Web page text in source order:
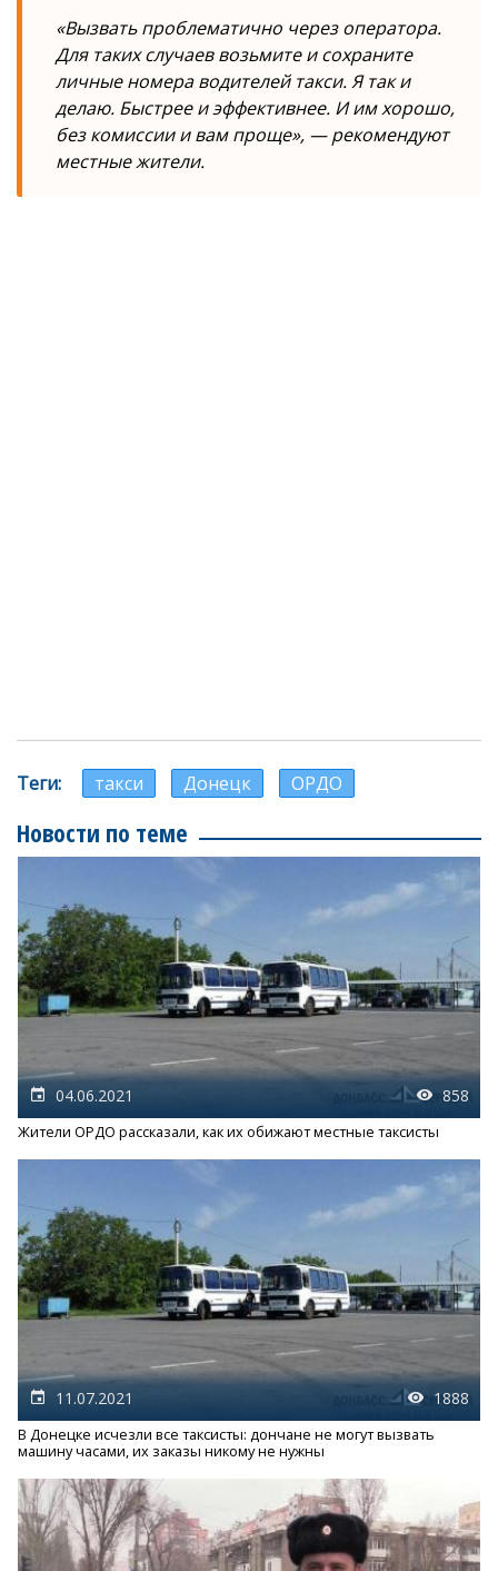
«Вызвать проблематично через оператора.
Для таких случаев возьмите и сохраните
личные номера водителей такси. Я так и
делаю. Быстрее и эффективнее. И им хорошо,
без комиссии и вам проще», — рекомендуют
местные жители.
Теги такси Донецк ОРДО
Новости по теме
04.06.2021 858
Жители ОРДО рассказали, как их обижают местные таксисты
11.07.2021 1888
В Донецке исчезли все таксисты: дончане не могут вызвать
машину часами, их заказы никому не нужны